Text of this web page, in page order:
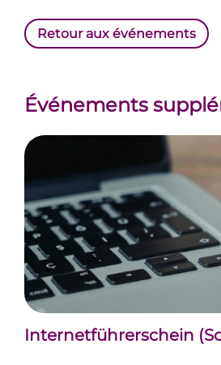
Retour aux événements
Événements
Internetführerschein